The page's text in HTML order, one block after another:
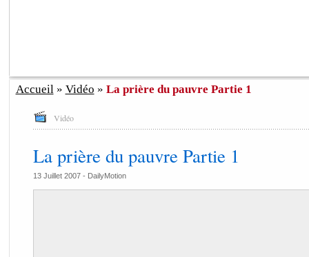
Accueil» Vidéo » La prière du pauvre Partie 1
Vidéo
La prière du pauvre Partie 1
13 Juillet 2007 - DailyMotion